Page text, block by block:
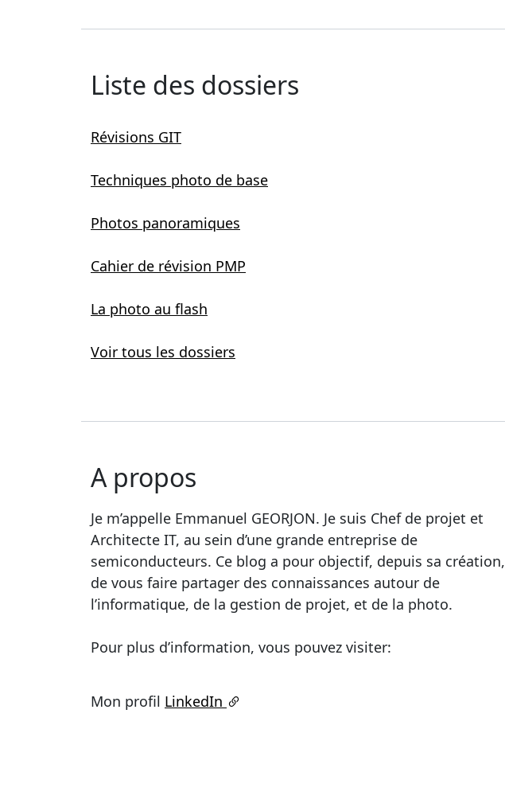
Liste des dossiers
Révisions GIT
Techniques photo de base
Photos panoramiques
Cahier de révision PMP
La photo au flash
Voir tous les dossiers
A propos
Je m’appelle Emmanuel GEORJON. Je suis Chef de projet et
Architecte IT, au sein d’une grande entreprise de
semiconducteurs. Ce blog a pour objectif, depuis sa création,
de vous faire partager des connaissances autour de
l’informatique, de la gestion de projet, et de la photo.
Pour plus d’information, vous pouvez visiter:
Mon profil LinkedIn